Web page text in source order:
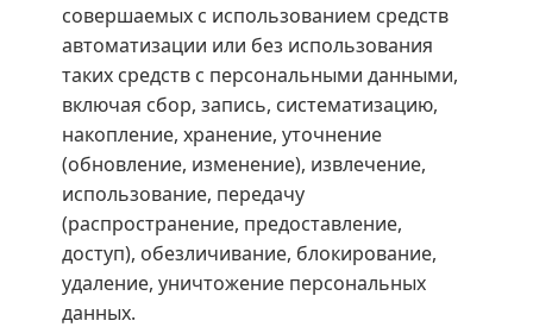
совершаемых с использованием средств
автоматизации или без использования
таких средств с персональными данными,
включая сбор, запись, систематизацию,
накопление, хранение, уточнение
(обновление, изменение), извлечение,
использование, передачу
(распространение, предоставление,
доступ), обезличивание, блокирование,
удаление, уничтожение персональных
данных.